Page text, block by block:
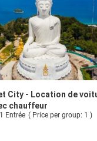
City - Location de
chauffeur
1 Entrée ( Price per group: 1 )